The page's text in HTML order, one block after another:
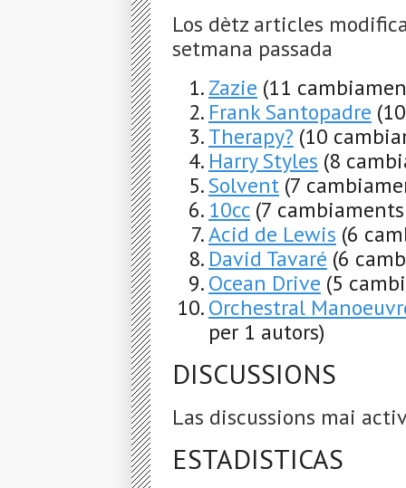
Los dètz articles
setmana passada
Zazie (11
Frank Santopadre
Therapy? (10
Harry Styles (8
Solvent (7
10cc (7
Acid de Lewis (6
David Tavaré (6
Ocean Drive (5
Orchestral
per 1 autors)
DISCUSSIONS
Las discussions mai
ESTADISTICAS